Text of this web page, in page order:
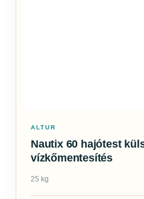
ALTUR
Nautix 60 hajótest
vízkőmentesítés
25 kg